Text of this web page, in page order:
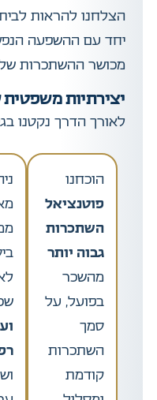
הצלחנו להראות
מכושר ההשתכרות
יצירתיות משפטית
לאורך הדרך נקטנו
הוכחנו
פוטנציאל
השתכרות
גבוה יותר
מהשכר
בפועל, על
סמך
השתכרות
קודמת